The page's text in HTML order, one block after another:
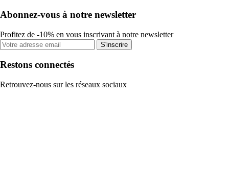
Abonnez-vous à notre newsletter
Profitez de -10% en vous inscrivant à notre newsletter
S'inscrire
Restons connectés
Retrouvez-nous sur les réseaux sociaux